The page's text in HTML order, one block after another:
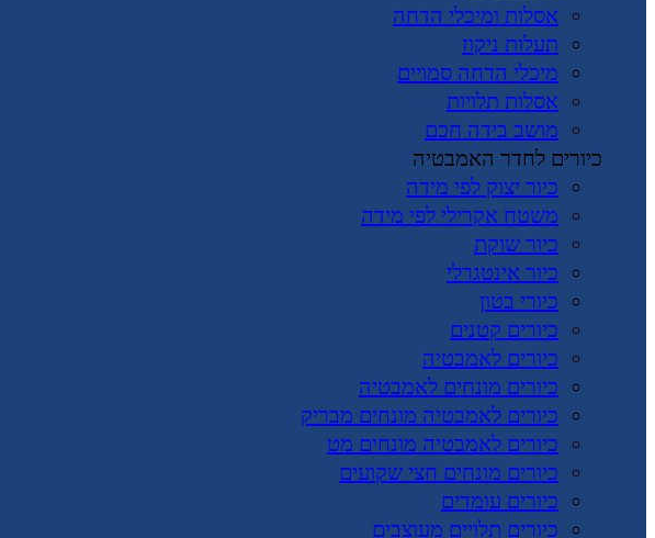
אסלות ומיכלי הדחה
תעלות ניקוז
מיכלי הדחה סמויים
אסלות תלויות
מושב בידה חכם
כיורים לחדר האמבטיה
כיור יצוק לפי מידה
משטח אקרילי לפי מידה
כיור שוקת
כיור אינטגרלי
כיורי בטון
כיורים קטנים
כיורים לאמבטיה
כיורים מונחים לאמבטיה
כיורים לאמבטיה מונחים מבריק
כיורים לאמבטיה מונחים מט
כיורים מונחים חצי שקועים
כיורים עומדים
כיורים תלויים מעוצבים